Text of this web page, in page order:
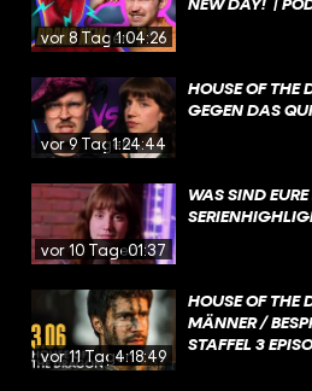
vor 8 Tagen1:04:26
vor 9 Tagen1:24:44
HOUSE OF THE
GEGEN DAS
vor 10 Tagen01:37
WAS SIND
vor 11 Tagen4:18:49
HOUSE OF THE
MÄNNER /
STAFFEL 3